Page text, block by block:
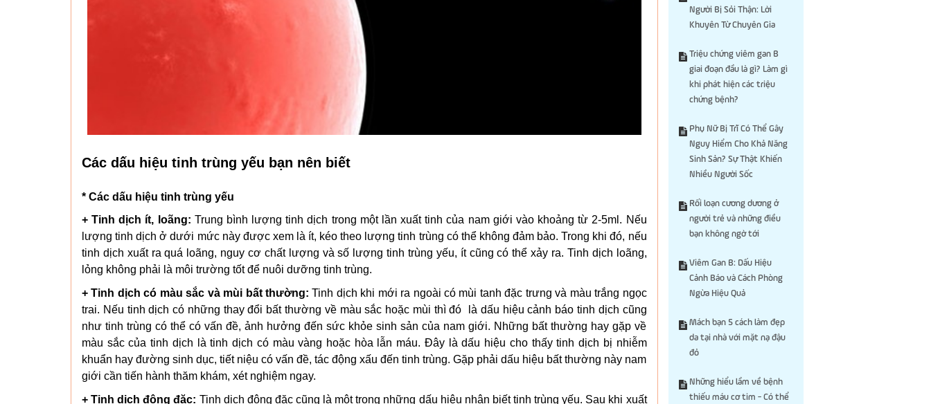
Các dấu hiệu tinh trùng yếu bạn nên biết
* Các dấu hiệu tinh trùng yếu
+ Tinh dịch ít, loãng: Trung bình lượng tinh dịch trong một lần xuất tinh của nam giới vào khoảng từ 2-5ml. Nếu
lượng tinh dịch ở dưới mức này được xem là ít, kéo theo lượng tinh trùng có thể không đảm bảo. Trong khi đó, nếu
tinh dịch xuất ra quá loãng, nguy cơ chất lượng và số lượng tinh trùng yếu, ít cũng có thể xảy ra. Tinh dịch loãng,
lỏng không phải là môi trường tốt để nuôi dưỡng tinh trùng.
+ Tinh dịch có màu sắc và mùi bất thường: Tinh dịch khi mới ra ngoài có mùi tanh đặc trưng và màu trắng ngọc
trai. Nếu tinh dịch có những thay đổi bất thường về màu sắc hoặc mùi thì đó là dấu hiệu cảnh báo tinh dịch cũng
như tinh trùng có thể có vấn đề, ảnh hưởng đến sức khỏe sinh sản của nam giới. Những bất thường hay gặp về
màu sắc của tinh dịch là tinh dịch có màu vàng hoặc hòa lẫn máu. Đây là dấu hiệu cho thấy tinh dịch bị nhiễm
khuẩn hay đường sinh dục, tiết niệu có vấn đề, tác động xấu đến tinh trùng. Gặp phải dấu hiệu bất thường này nam
giới cần tiến hành thăm khám, xét nghiệm ngay.
+ Tinh dịch đông đặc: Tinh dịch đông đặc cũng là một trong những dấu hiệu nhận biết tinh trùng yếu. Sau khi xuất
Người Bị Sỏi Thận: Lời
Khuyên Từ Chuyên Gia
Triệu chứng viêm gan B
giai đoạn đầu là gì? Làm gì
khi phát hiện các triệu
chứng bệnh?
Phụ Nữ Bị Trĩ Có Thể Gây
Nguy Hiểm Cho Khả Năng
Sinh Sản? Sự Thật Khiến
Nhiều Người Sốc
Rối loạn cương dương ở
người trẻ và những điều
bạn không ngờ tới
Viêm Gan B: Dấu Hiệu
Cảnh Báo và Cách Phòng
Ngừa Hiệu Quả
Mách bạn 5 cách làm đẹp
da tại nhà với mặt nạ đậu
đỏ
Những hiểu lầm về bệnh
thiếu máu cơ tim - Có thể